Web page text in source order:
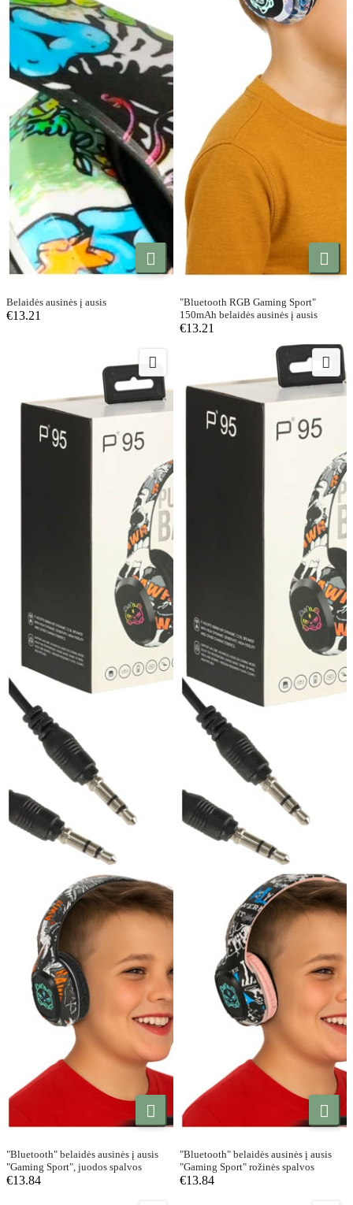

Belaidės ausinės į ausis
€13.21

"Bluetooth RGB Gaming Sport"
150mAh belaidės ausinės į ausis
€13.21


"Bluetooth" belaidės ausinės į ausis
"Gaming Sport", juodos spalvos
€13.84


"Bluetooth" belaidės ausinės į ausis
"Gaming Sport" rožinės spalvos
€13.84